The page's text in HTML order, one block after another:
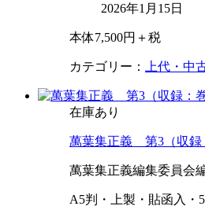
2026年1月15日
本体7,500円＋税
カテゴリー： 上代・中
在庫あり
萬葉集正義 第3（収録
萬葉集正義編集委員会
A5判・上製・貼函入・